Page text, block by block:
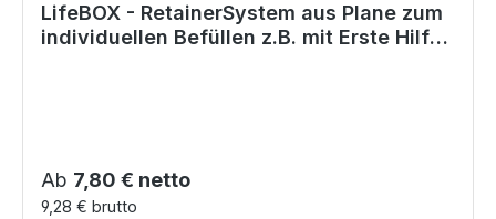
LifeBOX - RetainerSystem aus Plane zum
individuellen Befüllen z.B. mit Erste Hilfe
Regulärer Preis:
Ab 7,80 € netto
9,28 € brutto